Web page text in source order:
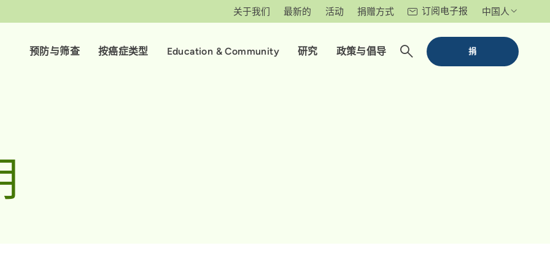
捐
预防与筛查 按癌症类型 Education & Community 研究 政策与倡导
关于我们 最新的 活动 捐赠方式 订阅电子报 中国人